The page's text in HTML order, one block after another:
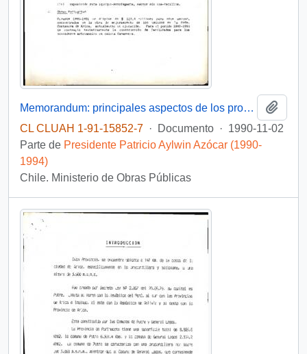
Memorandum: principales aspectos de los programas MOP en la I. Región
CL CLUAH 1-91-15852-7 · Documento · 1990-11-02
Parte de Presidente Patricio Aylwin Azócar (1990-
1994)
Chile. Ministerio de Obras Públicas